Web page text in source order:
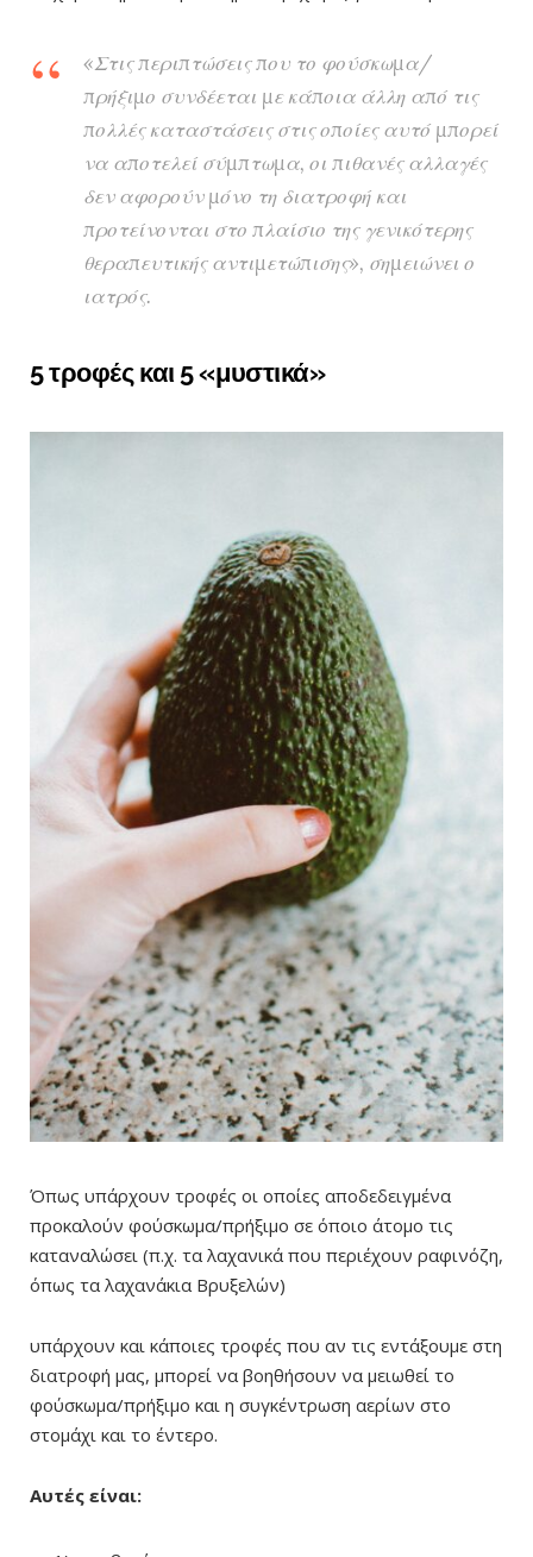
«Στις περιπτώσεις που το φούσκωμα/
πρήξιμο συνδέεται με κάποια άλλη από τις
πολλές καταστάσεις στις οποίες αυτό μπορεί
να αποτελεί σύμπτωμα, οι πιθανές αλλαγές
δεν αφορούν μόνο τη διατροφή και
προτείνονται στο πλαίσιο της γενικότερης
θεραπευτικής αντιμετώπισης», σημειώνει ο
ιατρός.
5 τροφές και 5 «μυστικά»
Όπως υπάρχουν τροφές οι οποίες αποδεδειγμένα
προκαλούν φούσκωμα/πρήξιμο σε όποιο άτομο τις
καταναλώσει (π.χ. τα λαχανικά που περιέχουν ραφινόζη,
όπως τα λαχανάκια Βρυξελών)
υπάρχουν και κάποιες τροφές που αν τις εντάξουμε στη
διατροφή μας, μπορεί να βοηθήσουν να μειωθεί το
φούσκωμα/πρήξιμο και η συγκέντρωση αερίων στο
στομάχι και το έντερο.
Αυτές είναι: